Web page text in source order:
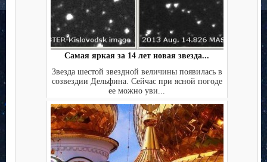
Самая яркая за 14 лет новая звезда...
Звезда шестой звездной величины появилась в
созвездии Дельфина. Сейчас при ясной погоде
ее можно уви...